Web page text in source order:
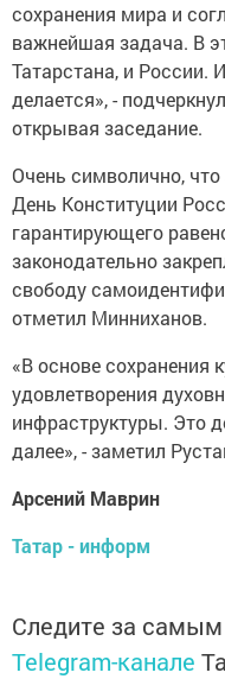
сохранения мира и
важнейшая задача. В
Татарстана, и России.
делается», -
открывая заседание.
Очень символично,
День Конституции
гарантирующего
законодательно
свободу
отметил Минниханов.
«В основе сохранения
удовлетворения
инфраструктуры. Это
далее», - заметил
Арсений Маврин
Татар - информ
Следите за
Telegram-канале